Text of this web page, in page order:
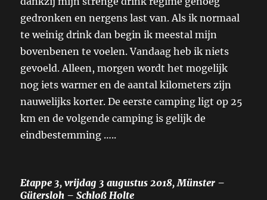
gedronken en nergens last van. Als ik normaal
te weinig drink dan begin ik meestal mijn
bovenbenen te voelen. Vandaag heb ik niets
gevoeld. Alleen, morgen wordt het mogelijk
nog iets warmer en de aantal kilometers zijn
nauwelijks korter. De eerste camping ligt op 25
km en de volgende camping is gelijk de
eindbestemming …..
Etappe 3, vrijdag 3 augustus 2018, Münster –
Gütersloh – Schloß Holte